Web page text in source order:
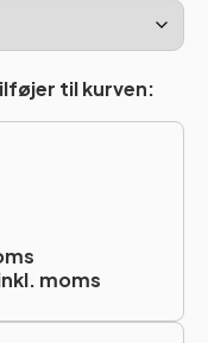
til kurven:
moms